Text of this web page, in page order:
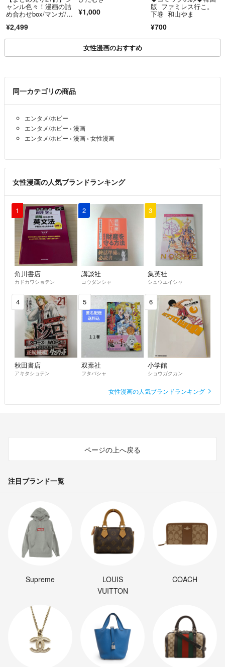
ャンル色々！漫画の詰
め合わせbox/マンガ/コ
¥2,499
¥1,000
版 ファミレス行こ。
下巻 和山やま
¥700
女性漫画のおすすめ
同一カテゴリの商品
エンタメ/ホビー
エンタメ/ホビー › 漫画
エンタメ/ホビー › 漫画 › 女性漫画
女性漫画の人気ブランドランキング
1
角川書店
カドカワショテン
2
講談社
コウダンシャ
3
集英社
シュウエイシャ
4
秋田書店
アキタショテン
5
双葉社
フタバシャ
6
小学館
ショウガクカン
女性漫画の人気ブランドランキング
ページの上へ戻る
注目ブランド一覧
Supreme
LOUIS
VUITTON
COACH